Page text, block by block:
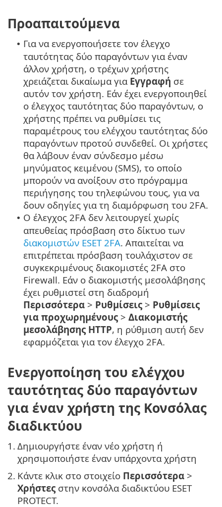
Προαπαιτούμενα
• Για να ενεργοποιήσετε τον έλεγχο
ταυτότητας δύο παραγόντων για έναν
άλλον χρήστη, ο τρέχων χρήστης
χρειάζεται δικαίωμα για Εγγραφή σε
αυτόν τον χρήστη. Εάν έχει ενεργοποιηθεί
ο έλεγχος ταυτότητας δύο παραγόντων, ο
χρήστης πρέπει να ρυθμίσει τις
παραμέτρους του ελέγχου ταυτότητας δύο
παραγόντων προτού συνδεθεί. Οι χρήστες
θα λάβουν έναν σύνδεσμο μέσω
μηνύματος κειμένου (SMS), το οποίο
μπορούν να ανοίξουν στο πρόγραμμα
περιήγησης του τηλεφώνου τους, για να
δουν οδηγίες για τη διαμόρφωση του 2FA.
• Ο έλεγχος 2FA δεν λειτουργεί χωρίς
απευθείας πρόσβαση στο δίκτυο των
διακομιστών ESET 2FA. Απαιτείται να
επιτρέπεται πρόσβαση τουλάχιστον σε
συγκεκριμένους διακομιστές 2FA στο
Firewall. Εάν ο διακομιστής μεσολάβησης
έχει ρυθμιστεί στη διαδρομή
Περισσότερα > Ρυθμίσεις > Ρυθμίσεις
για προχωρημένους > Διακομιστής
μεσολάβησης HTTP, η ρύθμιση αυτή δεν
εφαρμόζεται για τον έλεγχο 2FA.
Ενεργοποίηση του ελέγχου
ταυτότητας δύο παραγόντων
για έναν χρήστη της Κονσόλας
διαδικτύου
1. Δημιουργήστε έναν νέο χρήστη ή
χρησιμοποιήστε έναν υπάρχοντα χρήστη
2. Κάντε κλικ στο στοιχείο Περισσότερα >
Χρήστες στην κονσόλα διαδικτύου ESET
PROTECT.